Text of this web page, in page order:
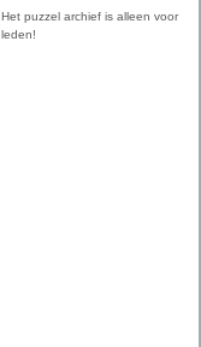
Het puzzel archief is alleen voor
leden!